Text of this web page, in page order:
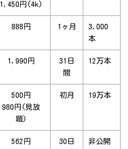
1,450円(4k)
888円 1ヶ月
3,000
本
1,990円
31日
間
12万本
500円
980円(見放
題)
初月 19万本
562円
30日
非公開